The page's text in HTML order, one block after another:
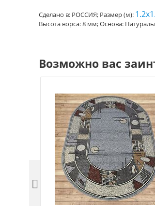
Сделано в: РОССИЯ; Размер (м):
Высота ворса: 8 мм; Основа:
Возможно вас
